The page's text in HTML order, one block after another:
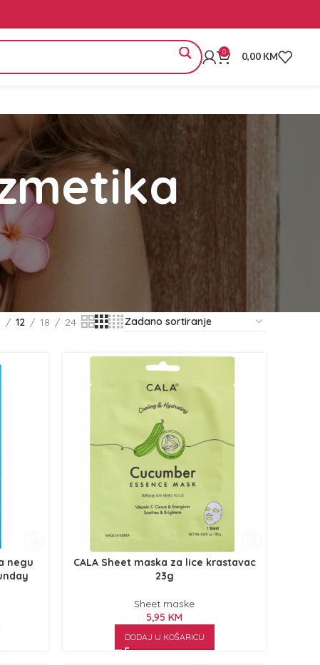
0 0,00 KM
12 18 24
negu
CALA Sheet maska za lice krastavac
23g
Sheet maske
5,95KM
DODAJ U KOŠARICU